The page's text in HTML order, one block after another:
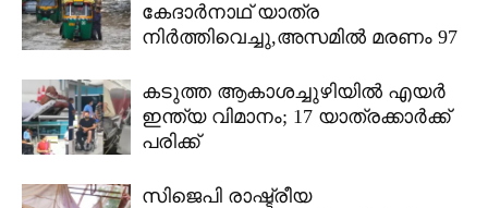
കേദാർനാഥ് യാത്ര
നിർത്തിവെച്ചു,അസമിൽ മരണം 97
കടുത്ത ആകാശച്ചുഴിയിൽ എയർ
ഇന്ത്യ വിമാനം; 17 യാത്രക്കാർക്ക്
പരിക്ക്
സിജെപി രാഷ്ട്രീയ